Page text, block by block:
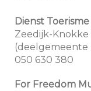
Dienst
Zeedijk-Knokke
(deelgemeente
050 630 380
For Freedom